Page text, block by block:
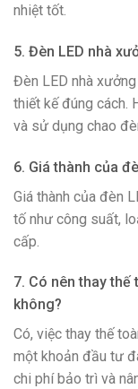
nhiệt tốt.
5. Đèn LED nhà
Đèn LED nhà
thiết kế đúng cách.
và sử dụng chao
6. Giá thành của
Giá thành của đèn
tố như công suất,
cấp.
7. Có nên thay thế
không?
Có, việc thay thế
một khoản đầu tư
chi phí bảo trì và